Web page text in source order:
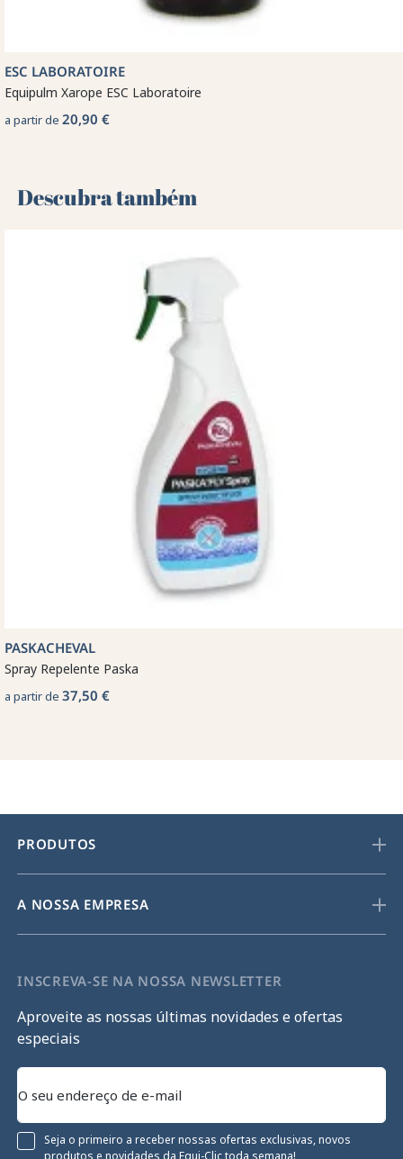
ESC LABORATOIRE
Equipulm Xarope ESC Laboratoire
a partir de 20,90 €
Descubra também 🌻
PASKACHEVAL
Spray Repelente Paska
a partir de 37,50 €
PRODUTOS
A NOSSA EMPRESA
INSCREVA-SE NA NOSSA NEWSLETTER
Aproveite as nossas últimas novidades e ofertas
especiais
Seja o primeiro a receber nossas ofertas exclusivas, novos
produtos e novidades da Equi-Clic toda semana!